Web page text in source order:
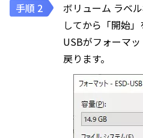
ボリューム ラベ
してから「開始
USBがフォーマ
戻ります。